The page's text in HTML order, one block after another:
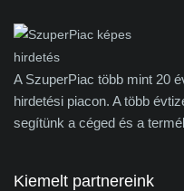
A SzuperPiac több mint 20
hirdetési piacon. A több
segítünk a céged és a
Kiemelt partnereink